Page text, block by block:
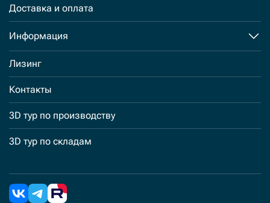
Доставка и оплата
Информация
Лизинг
Контакты
3D тур по производству
3D тур по складам